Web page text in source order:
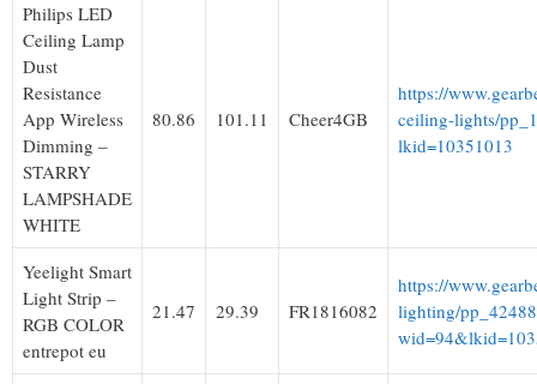
Philips LED
Ceiling Lamp
Dust
Resistance
App Wireless
Dimming –
STARRY
LAMPSHADE
WHITE
80.86 101.11 Cheer4GB
https://
ceiling-lights/
lkid=10351013
Yeelight Smart
Light Strip –
RGB COLOR
entrepot eu
21.47 29.39 FR1816082
https://
lighting/